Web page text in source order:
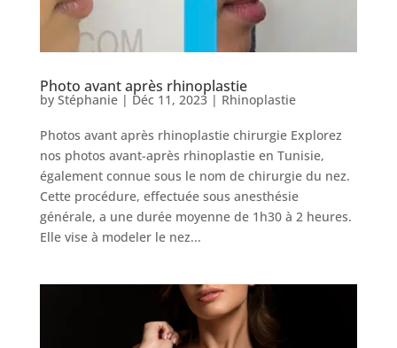
Photo avant après rhinoplastie
by Stéphanie| Déc 11, 2023| Rhinoplastie
Photos avant après rhinoplastie chirurgie Explorez
nos photos avant-après rhinoplastie en Tunisie,
également connue sous le nom de chirurgie du nez.
Cette procédure, effectuée sous anesthésie
générale, a une durée moyenne de 1h30 à 2 heures.
Elle vise à modeler le nez...